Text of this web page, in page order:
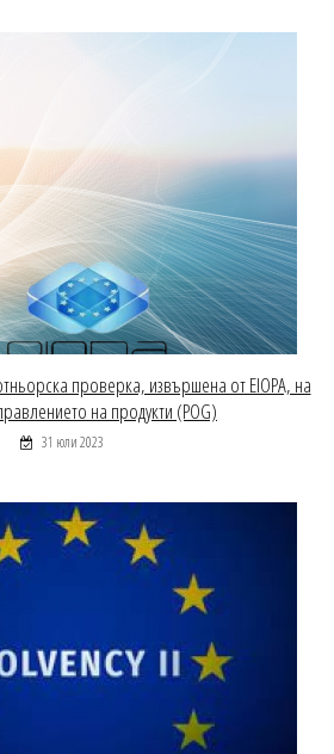
проверка, извършена от EIOPA, на
на продукти (POG)
31 юли 2023